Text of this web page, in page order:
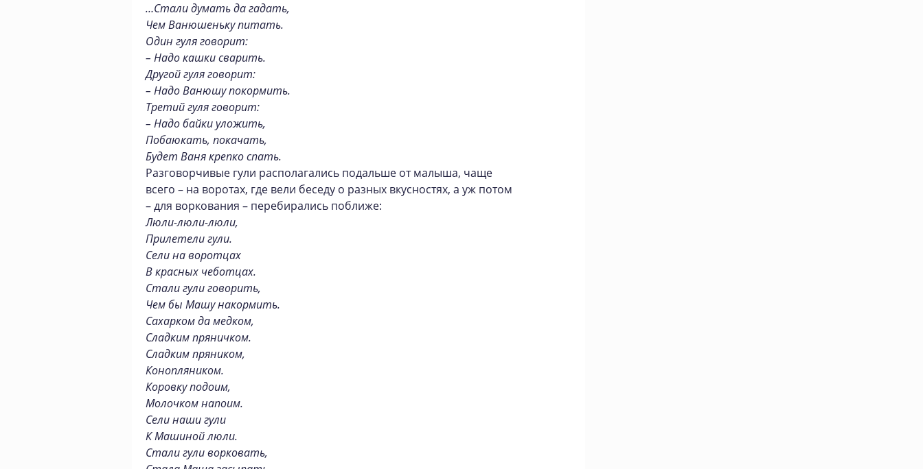
…Стали думать да гадать,
Чем Ванюшеньку питать.
Один гуля говорит:
– Надо кашки сварить.
Другой гуля говорит:
– Надо Ванюшу покормить.
Третий гуля говорит:
– Надо байки уложить,
Побаюкать, покачать,
Будет Ваня крепко спать.
Разговорчивые гули располагались подальше от малыша, чаще
всего – на воротах, где вели беседу о разных вкусностях, а уж потом
– для воркования – перебирались поближе:
Люли-люли-люли,
Прилетели гули.
Сели на воротцах
В красных чеботцах.
Стали гули говорить,
Чем бы Машу накормить.
Сахарком да медком,
Сладким пряничком.
Сладким пряником,
Конопляником.
Коровку подоим,
Молочком напоим.
Сели наши гули
К Машиной люли.
Стали гули ворковать,